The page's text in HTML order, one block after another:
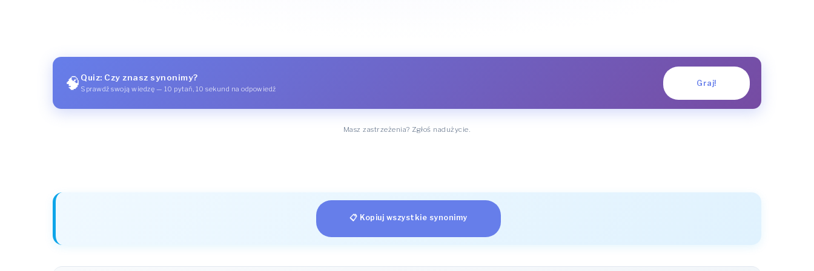
🧠 Quiz: Czy znasz synonimy?
Sprawdź swoją wiedzę — 10 pytań, 10 sekund na odpowiedź
Graj!
Masz zastrzeżenia? Zgłoś nadużycie.
📋 Kopiuj wszystkie synonimy